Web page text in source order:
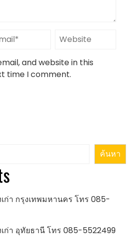
and website in this
time I comment.
ค้นหา
ก่า กรุงเทพมหานคร โทร 085-
ก่า อุทัยธานี โทร 085-5522499